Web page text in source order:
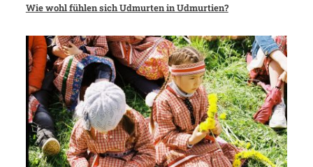
Wie wohl fühlen sich Udmurten in Udmurtien?